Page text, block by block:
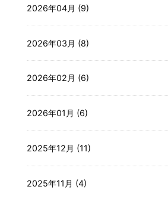
2026年04月 (9)
2026年03月 (8)
2026年02月 (6)
2026年01月 (6)
2025年12月 (11)
2025年11月 (4)